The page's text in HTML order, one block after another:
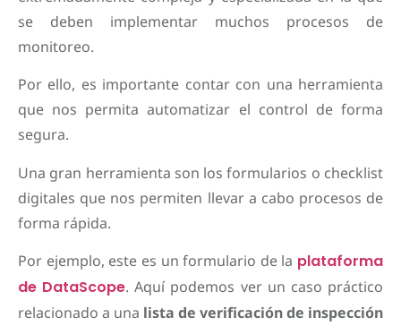
se deben implementar muchos procesos de
monitoreo.
Por ello, es importante contar con una herramienta
que nos permita automatizar el control de forma
segura.
Una gran herramienta son los formularios o checklist
digitales que nos permiten llevar a cabo procesos de
forma rápida.
Por ejemplo, este es un formulario de la plataforma
de DataScope. Aquí podemos ver un caso práctico
relacionado a una lista de verificación de inspección